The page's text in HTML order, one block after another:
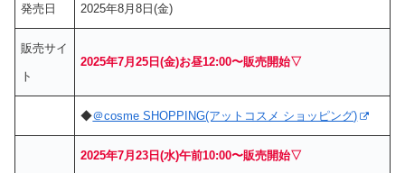
発売日 2025年8月8日(金)
販売サイ
ト
2025年7月25日(金)お昼12:00〜販売開始▽
◆＠cosme SHOPPING(アットコスメ ショッピング)
2025年7月23日(水)午前10:00〜販売開始▽